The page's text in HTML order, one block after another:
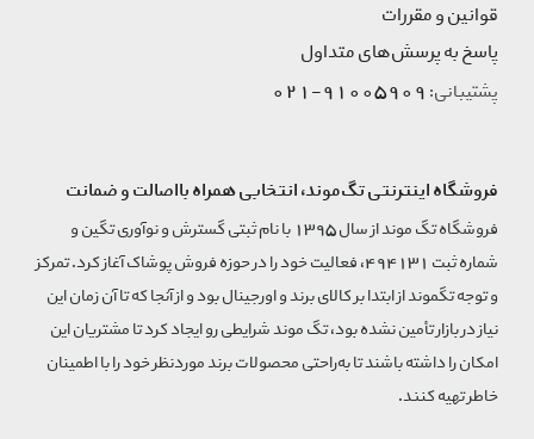
قوانین و مقررات
پاسخ به پرسش‌های متداول
پشتیبانی: 91005909-021
فروشگاه اینترنتی تگ‌موند، انتخابی همراه بااصالت و ضمانت
فروشگاه تگ موند از سال 1395 با نام ثبتی گسترش و نوآوری تگین و
شماره ثبت 494131، فعالیت خود را در حوزه فروش پوشاک آغاز کرد. تمرکز
و توجه تگموند از ابتدا بر کالای برند و اورجینال بود و از آنجا که تا آن زمان این
نیاز در بازار تأمین نشده بود، تگ موند شرایطی رو ایجاد کرد تا مشتریان این
امکان را داشته باشند تا به‌راحتی محصولات برند مورد‌نظر خود را با اطمینان
خاطر تهیه کنند.